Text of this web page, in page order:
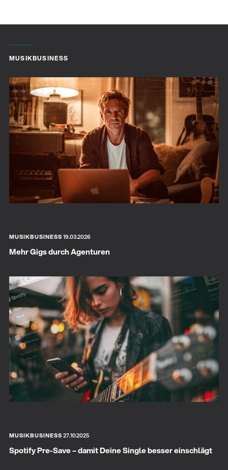
MUSIKBUSINESS
MUSIKBUSINESS19.03.2026
Mehr Gigs durch Agenturen
MUSIKBUSINESS27.10.2025
Spotify Pre-Save – damit Deine Single besser einschlägt